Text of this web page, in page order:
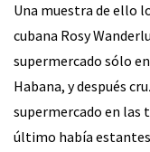
Una muestra de ello
cubana Rosy
supermercado sólo
Habana, y después
supermercado en las
último había estantes